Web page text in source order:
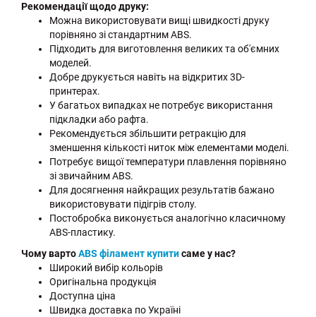
Рекомендації щодо друку:
Можна використовувати вищі швидкості друку
порівняно зі стандартним ABS.
Підходить для виготовлення великих та об'ємних
моделей.
Добре друкується навіть на відкритих 3D-
принтерах.
У багатьох випадках не потребує використання
підкладки або рафта.
Рекомендується збільшити ретракцію для
зменшення кількості ниток між елементами моделі.
Потребує вищої температури плавлення порівняно
зі звичайним ABS.
Для досягнення найкращих результатів бажано
використовувати підігрів столу.
Постобробка виконується аналогічно класичному
ABS-пластику.
Чому вартоABS філамент купитисаме у нас?
Широкий вибір кольорів
Оригінальна продукція
Доступна ціна
Швидка доставка по Україні